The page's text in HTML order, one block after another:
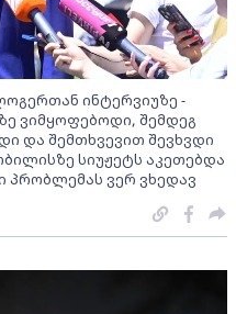
ინტერვიუზე -
ვიმყოფებოდი, შემდეგ
და შემთხვევით შევხვდი
სიუჟეტს აკეთებდა
პრობლემას ვერ ვხედავ